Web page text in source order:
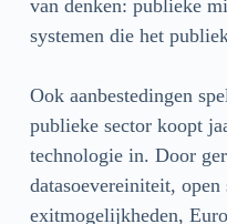
van denken: publieke
systemen die het
Ook aanbestedingen
publieke sector koopt
technologie in. Door
datasoevereiniteit, open
exitmogelijkheden,